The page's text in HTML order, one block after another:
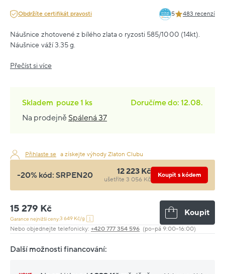
Obdržíte certifikát pravosti 5 483 recenzí
Náušnice zhotovené z bílého zlata o ryzosti 585/1000 (14kt).
Náušnice váží 3.35 g.
Přečíst si více
Skladem pouze1 ks
Doručíme do: 12.08.
Na prodejně Spálená 37
Přihlaste se a získejte výhody Zlaton Clubu
-20% kód: SRPEN20 12 223 Kč
ušetříte 3 056 Kč
Koupit s kódem
15 279 Kč
Garance nejnižší ceny:3 649 Kč/g
Koupit
Nebo objednejte telefonicky: +420 777 354 596 (po–pá 9:00–16:00)
Další možnosti financování: